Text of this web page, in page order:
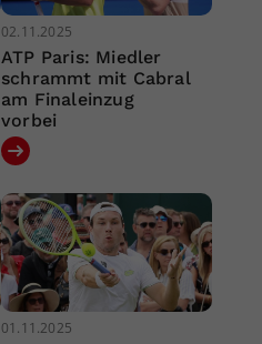
02.11.2025
ATP Paris: Miedler
schrammt mit Cabral
am Finaleinzug
vorbei
01.11.2025